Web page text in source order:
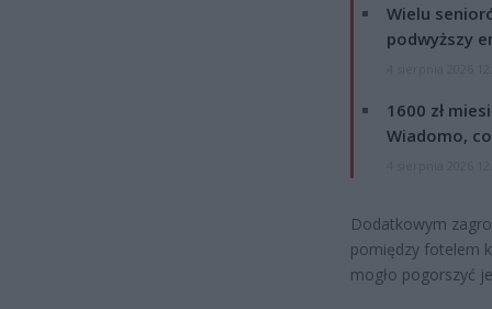
Wielu
podwyższy
1600 zł
Wiadomo,
Dodatkowym
pomiędzy fotelem
mogło pogorszyć